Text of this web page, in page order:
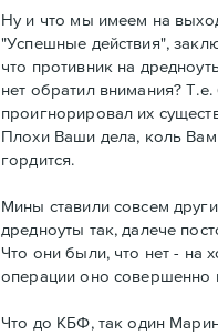
Ну и что мы имеем на
"Успешные действия",
что противник на
нет обратил внимания?
проигнорировал их
Плохи Ваши дела, коль
гордится.
Мины ставили совсем
дредноуты так, далече
Что они были, что нет - на
операции оно совершенно
Что до КБФ, так один